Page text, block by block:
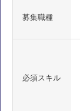
募集職種
必須スキル